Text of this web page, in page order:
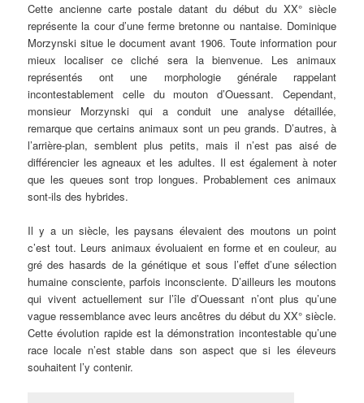
Cette ancienne carte postale datant du début du XX° siècle
représente la cour d’une ferme bretonne ou nantaise. Dominique
Morzynski situe le document avant 1906. Toute information pour
mieux localiser ce cliché sera la bienvenue. Les animaux
représentés ont une morphologie générale rappelant
incontestablement celle du mouton d’Ouessant. Cependant,
monsieur Morzynski qui a conduit une analyse détaillée,
remarque que certains animaux sont un peu grands. D’autres, à
l’arrière-plan, semblent plus petits, mais il n’est pas aisé de
différencier les agneaux et les adultes. Il est également à noter
que les queues sont trop longues. Probablement ces animaux
sont-ils des hybrides.
Il y a un siècle, les paysans élevaient des moutons un point
c’est tout. Leurs animaux évoluaient en forme et en couleur, au
gré des hasards de la génétique et sous l’effet d’une sélection
humaine consciente, parfois inconsciente. D’ailleurs les moutons
qui vivent actuellement sur l’île d’Ouessant n’ont plus qu’une
vague ressemblance avec leurs ancêtres du début du XX° siècle.
Cette évolution rapide est la démonstration incontestable qu’une
race locale n’est stable dans son aspect que si les éleveurs
souhaitent l’y contenir.